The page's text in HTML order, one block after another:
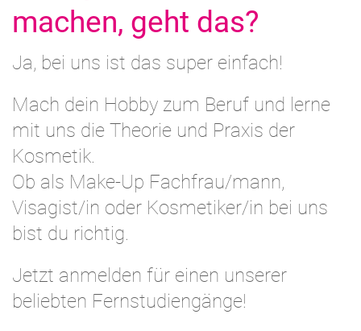
machen, geht das?
Ja, bei uns ist das super einfach!
Mach dein Hobby zum Beruf und lerne
mit uns die Theorie und Praxis der
Kosmetik.
Ob als Make-Up Fachfrau/mann,
Visagist/in oder Kosmetiker/in bei uns
bist du richtig.
Jetzt anmelden für einen unserer
beliebten Fernstudiengänge!